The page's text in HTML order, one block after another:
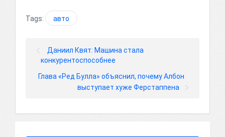
Tags: авто
Даниил Квят: Машина стала
конкурентоспособнее
Глава «Ред Булла» объяснил, почему Албон
выступает хуже Ферстаппена